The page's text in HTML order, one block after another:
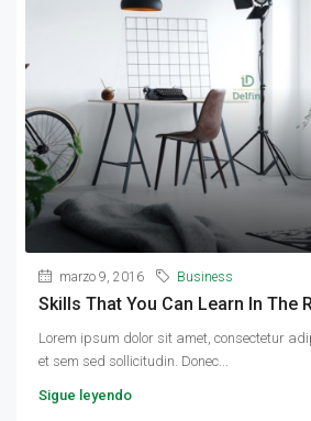
marzo 9, 2016 Business
Skills That You Can Learn In The
Lorem ipsum dolor sit amet, consectetur
et sem sed sollicitudin. Donec...
Sigue leyendo